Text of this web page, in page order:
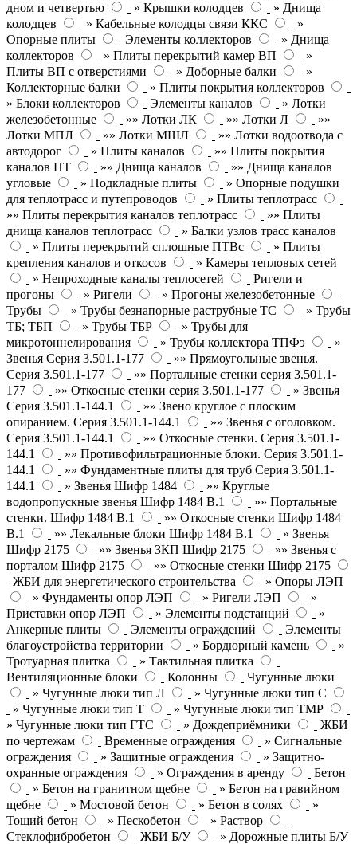
дном и четвертью
» Крышки колодцев
» Днища
колодцев
» Кабельные колодцы связи ККС
»
Опорные плиты
Элементы коллекторов
» Днища
коллекторов
» Плиты перекрытий камер ВП
»
Плиты ВП с отверстиями
» Доборные балки
»
Коллекторные балки
» Плиты покрытия коллекторов
» Блоки коллекторов
Элементы каналов
» Лотки
железобетонные
»» Лотки ЛК »» Лотки Л
»»
Лотки МПЛ
»» Лотки МШЛ
»» Лотки водоотвода с
автодорог
» Плиты каналов
»» Плиты покрытия
каналов ПТ
»» Днища каналов
»» Днища каналов
угловые
» Подкладные плиты
» Опорные подушки
для теплотрасс и путепроводов
» Плиты теплотрасс
»» Плиты перекрытия каналов теплотрасс
»» Плиты
днища каналов теплотрасс
» Балки узлов трасс каналов
» Плиты перекрытий сплошные ПТВс
» Плиты
крепления каналов и откосов
» Камеры тепловых сетей
» Непроходные каналы теплосетей
Ригели и
прогоны
» Ригели
» Прогоны железобетонные
Трубы
» Трубы безнапорные раструбные ТС
» Трубы
ТБ; ТБП
» Трубы ТБР
» Трубы для
микротоннелирования
» Трубы коллектора ТПФэ
»
Звенья Серия 3.501.1-177
»» Прямоугольные звенья.
Серия 3.501.1-177
»» Портальные стенки серия 3.501.1-
177
»» Откосные стенки серия 3.501.1-177
» Звенья
Серия 3.501.1-144.1
»» Звено круглое с плоским
опиранием. Серия 3.501.1-144.1
»» Звенья с оголовком.
Серия 3.501.1-144.1
»» Откосные стенки. Серия 3.501.1-
144.1
»» Противофильтрационные блоки. Серия 3.501.1-
144.1
»» Фундаментные плиты для труб Серия 3.501.1-
144.1
» Звенья Шифр 1484
»» Круглые
водопропускные звенья Шифр 1484 В.1
»» Портальные
стенки. Шифр 1484 В.1
»» Откосные стенки Шифр 1484
В.1
»» Лекальные блоки Шифр 1484 В.1
» Звенья
Шифр 2175
»» Звенья ЗКП Шифр 2175
»» Звенья с
порталом Шифр 2175
»» Откосные стенки Шифр 2175
ЖБИ для энергетического строительства
» Опоры ЛЭП
» Фундаменты опор ЛЭП
» Ригели ЛЭП
»
Приставки опор ЛЭП
» Элементы подстанций
»
Анкерные плиты
Элементы ограждений
Элементы
благоустройства территории
» Бордюрный камень
»
Тротуарная плитка
» Тактильная плитка
Вентиляционные блоки
Колонны
Чугунные люки
» Чугунные люки тип Л
» Чугунные люки тип С
» Чугунные люки тип Т
» Чугунные люки тип ТМР
» Чугунные люки тип ГТС
» Дождеприёмники
ЖБИ
по чертежам
Временные ограждения
» Сигнальные
ограждения
» Защитные ограждения
» Защитно-
охранные ограждения
» Ограждения в аренду
Бетон
» Бетон на гранитном щебне
» Бетон на гравийном
щебне
» Мостовой бетон » Бетон в солях
»
Тощий бетон
» Пескобетон
» Раствор
Стеклофибробетон
ЖБИ Б/У
» Дорожные плиты Б/У